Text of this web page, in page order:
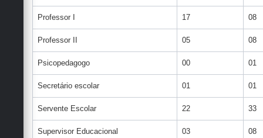
Professor I 17 08
Professor II 05 08
Psicopedagogo 00 01
Secretário escolar 01 01
Servente Escolar 22 33
Supervisor Educacional 03 08